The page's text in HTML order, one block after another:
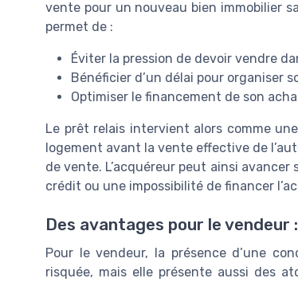
vente pour un nouveau bien immobilier
permet de :
Éviter la pression de devoir vendre
Bénéficier d’un délai pour organiser
Optimiser le financement de son
Le prêt relais intervient alors comme
logement avant la vente effective de
de vente. L’acquéreur peut ainsi
crédit ou une impossibilité de financer
Des avantages pour le
Pour le vendeur, la présence d’une
risquée, mais elle présente aussi des